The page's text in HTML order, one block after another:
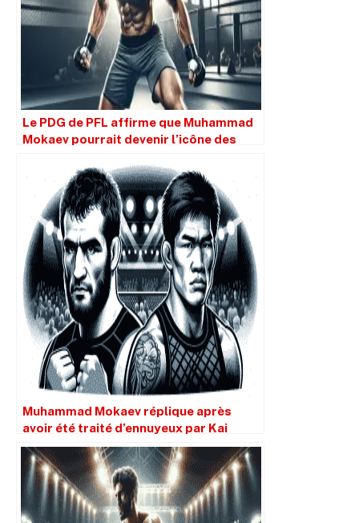
Le PDG de PFL affirme que Muhammad
Mokaev pourrait devenir l’icône des
Muhammad Mokaev réplique après
avoir été traité d’ennuyeux par Kai
Kara-France